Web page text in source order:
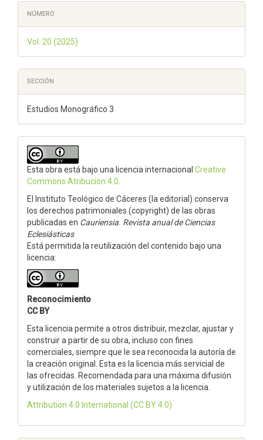
NÚMERO
Vol. 20 (2025)
SECCIÓN
Estudios Monográfico 3
Esta obra está bajo una licencia internacional Creative
Commons Atribución 4.0
El Instituto Teológico de Cáceres (la editorial) conserva
los derechos patrimoniales (copyright) de las obras
publicadas en Cauriensia. Revista anual de Ciencias
Eclesiásticas
Está permitida la reutilización del contenido bajo una
licencia:
Reconocimiento
CC BY
Esta licencia permite a otros distribuir, mezclar, ajustar y
construir a partir de su obra, incluso con fines
comerciales, siempre que le sea reconocida la autoría de
la creación original. Esta es la licencia más servicial de
las ofrecidas. Recomendada para una máxima difusión
y utilización de los materiales sujetos a la licencia.
Attribution 4.0 International (CC BY 4.0)